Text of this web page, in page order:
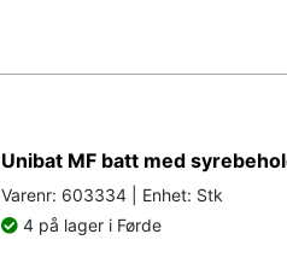
Unibat MF batt med
Varenr: 603334 | Enhet: Stk
4 på lager i Førde